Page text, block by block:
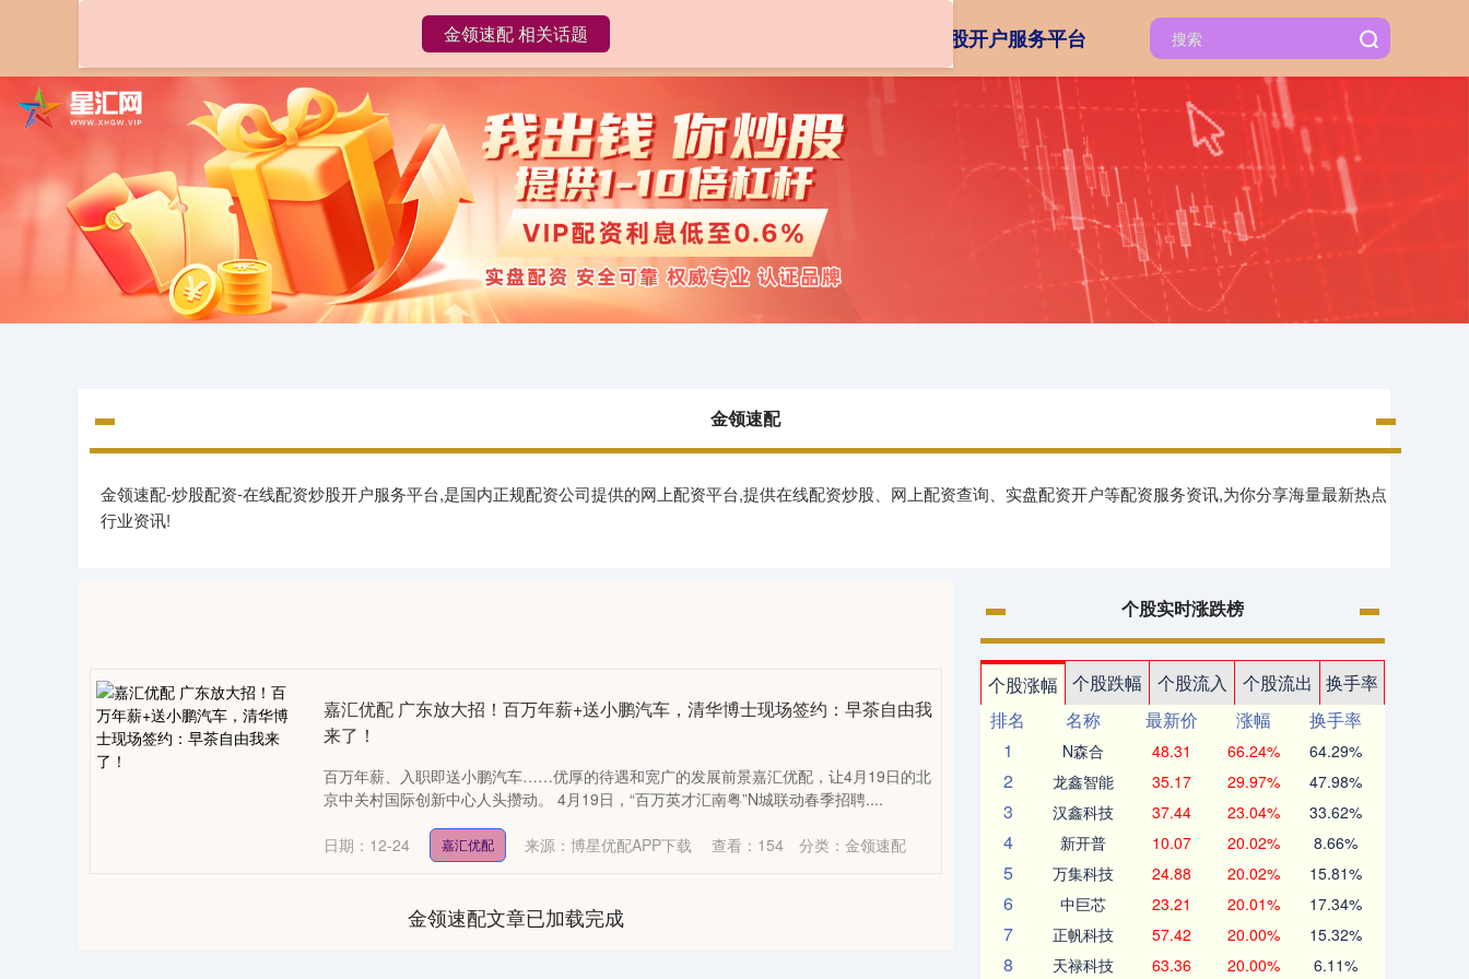
金领速配 在线配资炒股开户服务平台
金领速配
金领速配-炒股配资-在线配资炒股开户服务平台,是国内正规配资公司提供的网上配资平台,提供在线配资炒股、网上配资查询、实盘配资开户等配资服务资讯,为你分享海量最新热点
行业资讯!
金领速配 相关话题
嘉汇优配 广东放大招！百万年薪+送小鹏汽车，清华博士现场签约：早茶自由我
来了！
百万年薪、入职即送小鹏汽车……优厚的待遇和宽广的发展前景嘉汇优配，让4月19日的北
京中关村国际创新中心人头攒动。 4月19日，“百万英才汇南粤”N城联动春季招聘....
日期：12-24 嘉汇优配 来源：博星优配APP下载 查看： 154 分类： 金领速配
金领速配文章已加载完成
个股实时涨跌榜
个股涨幅 个股跌幅 个股流入 个股流出
换手率
排名
名称 最新价 涨幅
换手率
1
N森合 48.31 66.24% 64.29%
2 龙鑫智能 35.17 29.97% 47.98%
3 汉鑫科技 37.44 23.04% 33.62%
4 新开普 10.07 20.02% 8.66%
5 万集科技 24.88 20.02% 15.81%
6 中巨芯 23.21 20.01% 17.34%
7 正帆科技 57.42 20.00% 15.32%
8 天禄科技 63.36 20.00% 6.11%